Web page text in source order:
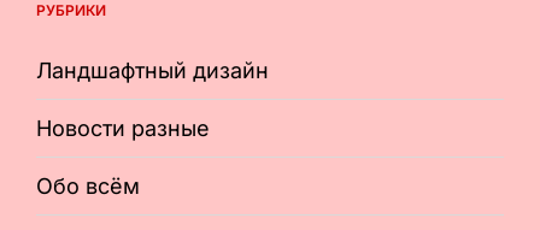
РУБРИКИ
Ландшафтный дизайн
Новости разные
Обо всём